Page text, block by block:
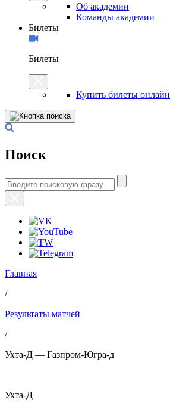
Об академии
Команды академии
Билеты
Билеты
Купить билеты онлайн
Поиск
Главная
/
Результаты матчей
/
Ухта-Д — Газпром-Югра-д
Ухта-Д